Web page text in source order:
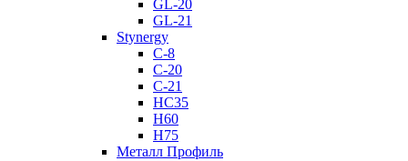
GL-20
GL-21
Stynergy
C-8
C-20
C-21
НС35
Н60
H75
Металл Профиль